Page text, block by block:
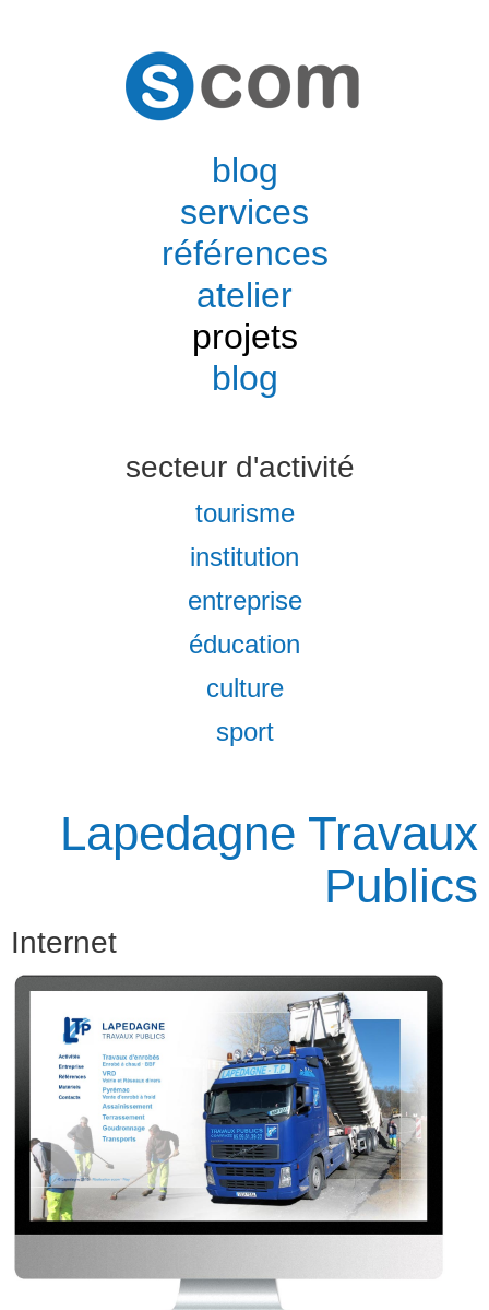
blog
services
références
atelier
projets
blog
secteur d'activité
tourisme
institution
entreprise
éducation
culture
sport
Lapedagne Travaux
Publics
Internet